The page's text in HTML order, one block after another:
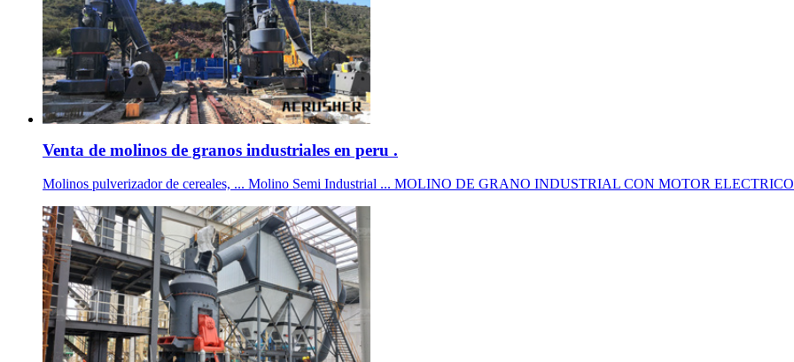
Venta de molinos de granos industriales en peru .
Molinos pulverizador de cereales, ... Molino Semi Industrial ... MOLINO DE GRANO INDUSTRIAL CON MOTOR